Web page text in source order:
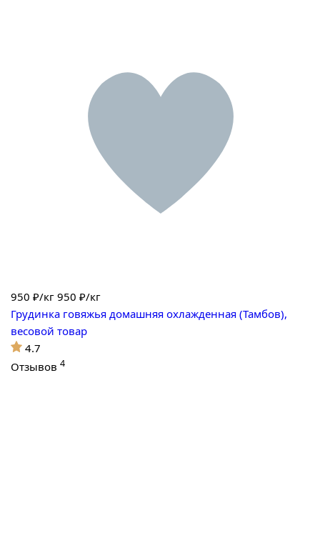
950 ₽/кг 950 ₽/кг
Грудинка говяжья домашняя охлажденная (Тамбов),
весовой товар
4.7
Отзывов 4